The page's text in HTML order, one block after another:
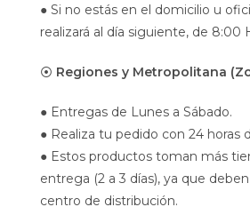
● Si no estás en el domicilio u
realizará al día siguiente, de 8:00
⦿ Regiones y Metropolitana
● Entregas de Lunes a Sábado.
● Realiza tu pedido con 24 horas
● Estos productos toman más
entrega (2 a 3 días), ya que
centro de distribución.